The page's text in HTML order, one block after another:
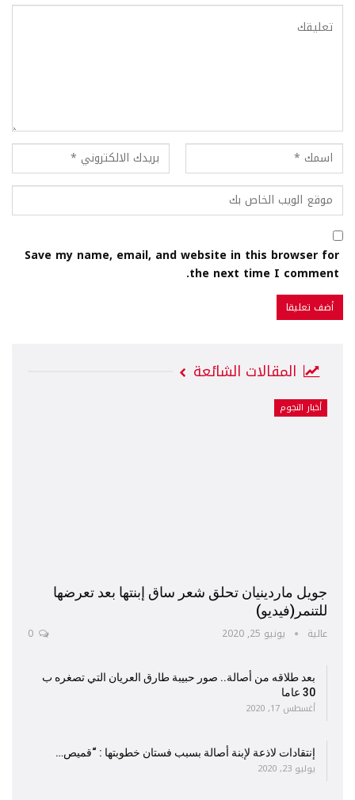
Save my name, email, and website in this browser for
the next time I comment.
المقالات الشائعة
أخبار النجوم
جويل ماردينيان تحلق شعر ساق إبنتها بعد تعرضها
للتنمر(فيديو)
عالية يونيو 25, 2020
بعد طلاقه من أصالة.. صور حبيبة طارق العريان التي تصغره ب
30 عاما
أغسطس 17, 2020
إنتقادات لاذعة لإبنة أصالة بسبب فستان خطوبتها : “قميص…
يوليو 23, 2020